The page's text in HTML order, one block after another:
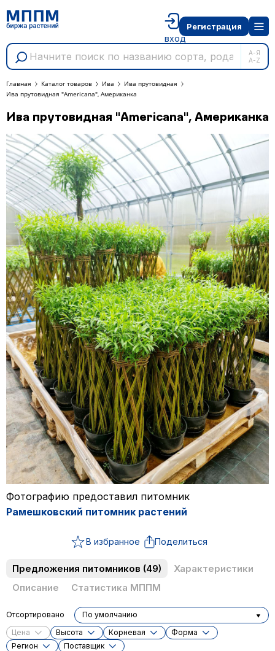
А-Я
A-Z
вход
Регистрация
Главная Каталог товаров Ива
Ива прутовидная
Ива прутовидная "Americana", Американка
Ива прутовидная "Americana", Американка
Фотографию предоставил питомник
Рамешковский питомник растений
В избранное Поделиться
Предложения питомников (49)
Характеристики
Описание
Статистика МППМ
Цена Высота Корневая
Форма
Регион
Поставщик
Отсортировано По умолчанию